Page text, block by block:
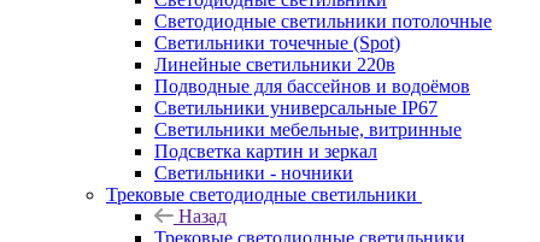
Светодиодные светильники потолочные
Светильники точечные (Spot)
Линейные светильники 220в
Подводные для бассейнов и водоёмов
Светильники универсальные IP67
Светильники мебельные, витринные
Подсветка картин и зеркал
Светильники - ночники
Трековые светодиодные светильники
Назад
Трековые светодиодные светильники